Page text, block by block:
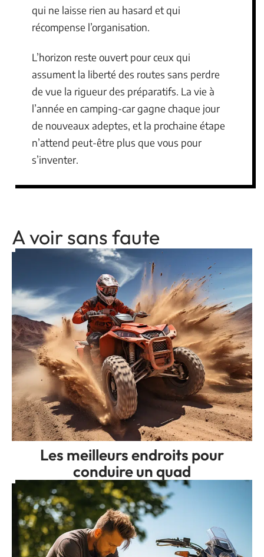
qui ne laisse rien au hasard et qui
récompense l’organisation.
L’horizon reste ouvert pour ceux qui
assument la liberté des routes sans perdre
de vue la rigueur des préparatifs. La vie à
l’année en camping-car gagne chaque jour
de nouveaux adeptes, et la prochaine étape
n’attend peut-être plus que vous pour
s’inventer.
A voir sans faute
Les meilleurs endroits pour
conduire un quad